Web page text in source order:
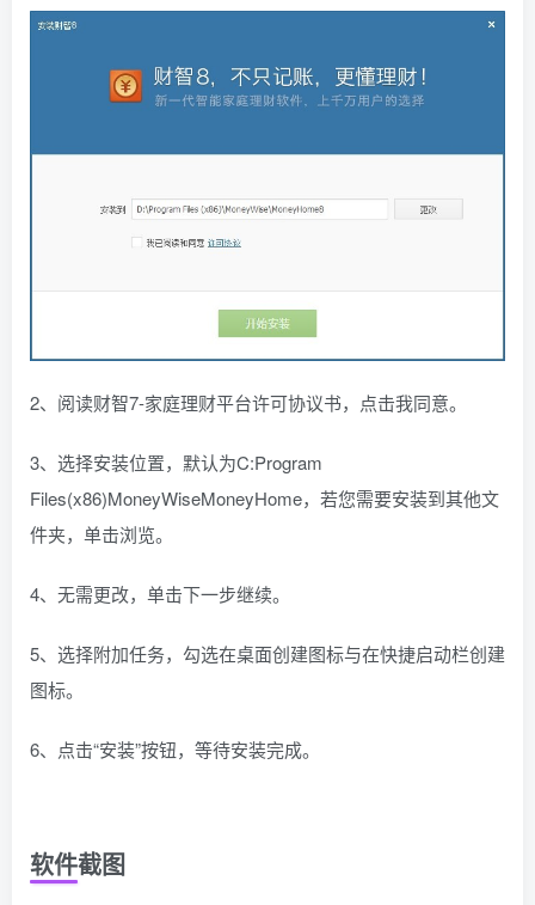
2、阅读财智7-家庭理财平台许可协议书，点击我同意。
3、选择安装位置，默认为C:Program
Files(x86)MoneyWiseMoneyHome，若您需要安装到其他文
件夹，单击浏览。
4、无需更改，单击下一步继续。
5、选择附加任务，勾选在桌面创建图标与在快捷启动栏创建
图标。
6、点击“安装”按钮，等待安装完成。
软件截图